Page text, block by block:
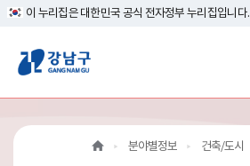
이 누리집은 대한민국 공식 전자정부 누리집입니다.
강
남
구
분야별정보 건축/도시